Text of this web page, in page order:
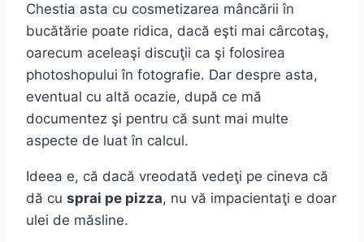
Chestia asta cu cosmetizarea mâncării în
bucătărie poate ridica, dacă eşti mai cârcotaş,
oarecum aceleaşi discuţii ca şi folosirea
photoshopului în fotografie. Dar despre asta,
eventual cu altă ocazie, după ce mă
documentez şi pentru că sunt mai multe
aspecte de luat în calcul.
Ideea e, că dacă vreodată vedeţi pe cineva că
dă cu sprai pe pizza, nu vă impacientaţi e doar
ulei de măsline.